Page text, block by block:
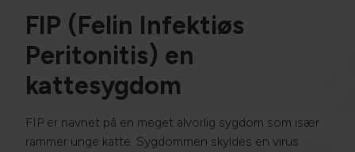
FIP (Felin Infektiøs
Peritonitis) en
kattesygdom
FIP er navnet på en meget alvorlig sygdom som især
rammer unge katte. Sygdommen skyldes en virus